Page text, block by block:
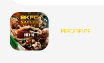
PRECEDENTE